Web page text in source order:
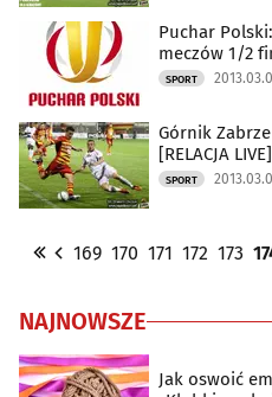
Puchar Polski: Termin losowania par
meczów 1/2
SPORT
Górnik
[RELACJA LIVE]
SPORT
169 170 171 172 173
NAJNOWSZE
Jak oswoić